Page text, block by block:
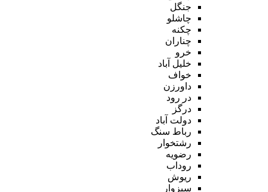
جنگل
چاشلو
چکنه
چناران
خرو
خلیل آباد
خواف
داورزن
در رود
درگز
دولت آباد
رباط سنگ
رشتخوار
رضویه
روداب
ریوش
سبزوار